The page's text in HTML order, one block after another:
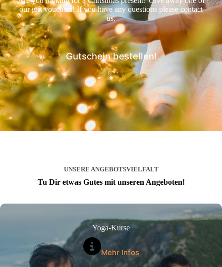
our gift vouchers! If you have any questions please contact
us.
Gutschein bestellen!
UNSERE ANGEBOTSVIELFALT
Tu Dir etwas Gutes mit unseren Angeboten!
Yoga-Kurse
Mehr Infos